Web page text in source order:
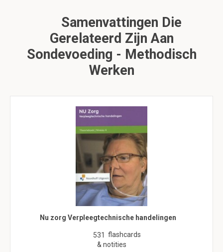
Samenvattingen Die
Gerelateerd Zijn Aan
Sondevoeding - Methodisch
Werken
Nu zorg Verpleegtechnische handelingen
531 flashcards
& notities